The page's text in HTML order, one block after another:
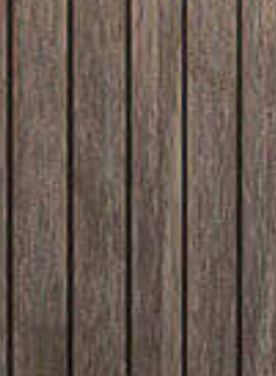
the nec feugiat erat hendrerit
nec feugiat erat hendrerit